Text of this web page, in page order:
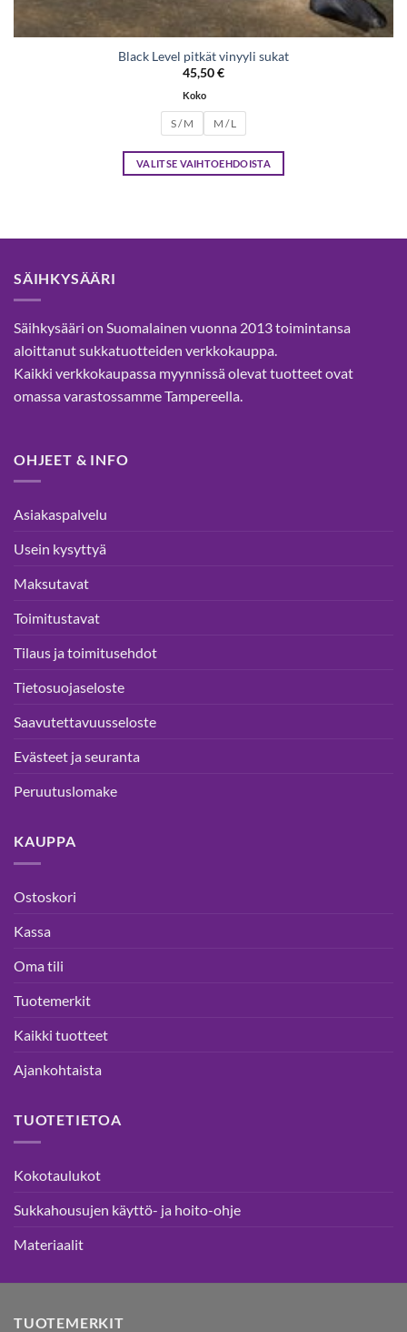
Black Level pitkät vinyyli sukat
45,50€
Koko
S / M M / L
VALITSE VAIHTOEHDOISTA
useampi
tuotteen
sivulla.
SÄIHKYSÄÄRI
Säihkysääri on Suomalainen vuonna 2013 toimintansa
aloittanut sukkatuotteiden verkkokauppa.
Kaikki verkkokaupassa myynnissä olevat tuotteet ovat
omassa varastossamme Tampereella.
OHJEET & INFO
Asiakaspalvelu
Usein kysyttyä
Maksutavat
Toimitustavat
Tilaus ja toimitusehdot
Tietosuojaseloste
Saavutettavuusseloste
Evästeet ja seuranta
Peruutuslomake
KAUPPA
Ostoskori
Kassa
Oma tili
Tuotemerkit
Kaikki tuotteet
Ajankohtaista
TUOTETIETOA
Kokotaulukot
Sukkahousujen käyttö- ja hoito-ohje
Materiaalit
TUOTEMERKIT